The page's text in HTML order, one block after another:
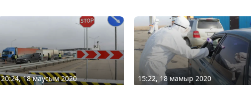
20:24, 18 маусым 2020 15:22, 18 мамыр 2020